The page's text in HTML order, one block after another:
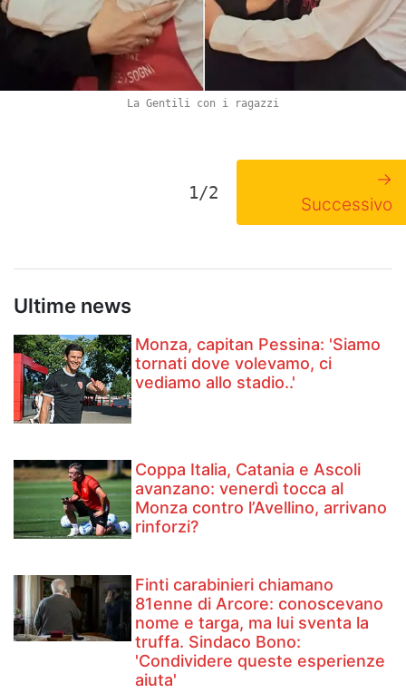
La Gentili con i ragazzi
1/2
→
Successivo
Ultime news
Monza, capitan Pessina: 'Siamo
tornati dove volevamo, ci
vediamo allo stadio..'
Coppa Italia, Catania e Ascoli
avanzano: venerdì tocca al
Monza contro l’Avellino, arrivano
rinforzi?
Finti carabinieri chiamano
81enne di Arcore: conoscevano
nome e targa, ma lui sventa la
truffa. Sindaco Bono:
'Condividere queste esperienze
aiuta'